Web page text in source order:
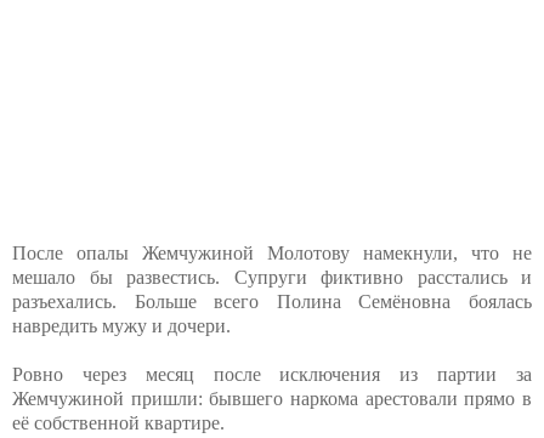
После опалы Жемчужиной Молотову намекнули, что не
мешало бы развестись. Супруги фиктивно расстались и
разъехались. Больше всего Полина Семёновна боялась
навредить мужу и дочери.
Ровно через месяц после исключения из партии за
Жемчужиной пришли: бывшего наркома арестовали прямо в
её собственной квартире.